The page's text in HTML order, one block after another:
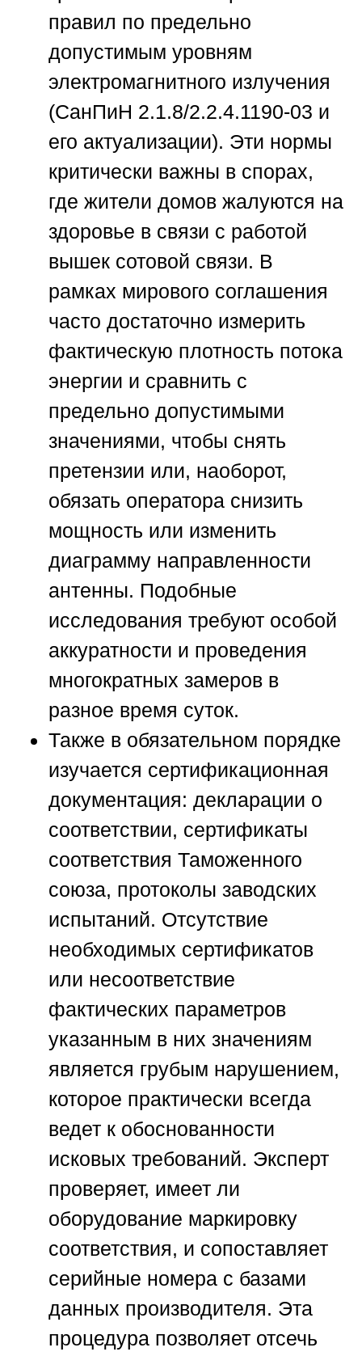
правил по предельно
допустимым уровням
электромагнитного излучения
(СанПиН 2.1.8/2.2.4.1190-03 и
его актуализации). Эти нормы
критически важны в спорах,
где жители домов жалуются на
здоровье в связи с работой
вышек сотовой связи. В
рамках мирового соглашения
часто достаточно измерить
фактическую плотность потока
энергии и сравнить с
предельно допустимыми
значениями, чтобы снять
претензии или, наоборот,
обязать оператора снизить
мощность или изменить
диаграмму направленности
антенны. Подобные
исследования требуют особой
аккуратности и проведения
многократных замеров в
разное время суток.
Также в обязательном порядке
изучается сертификационная
документация: декларации о
соответствии, сертификаты
соответствия Таможенного
союза, протоколы заводских
испытаний. Отсутствие
необходимых сертификатов
или несоответствие
фактических параметров
указанным в них значениям
является грубым нарушением,
которое практически всегда
ведет к обоснованности
исковых требований. Эксперт
проверяет, имеет ли
оборудование маркировку
соответствия, и сопоставляет
серийные номера с базами
данных производителя. Эта
процедура позволяет отсечь